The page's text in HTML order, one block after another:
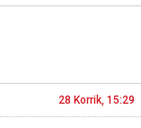
28 Korrik, 15:29